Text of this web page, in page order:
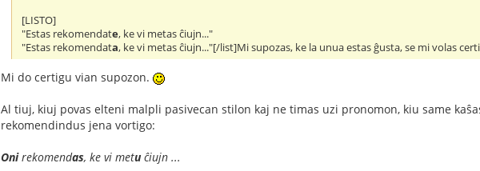
[LISTO]
"Estas rekomendate, ke vi metas ĉiujn..."
"Estas rekomendata, ke vi metas ĉiujn..."[/list]Mi supozas, ke la unua estas ĝusta, se mi volas
Mi do certigu vian supozon.
Al tiuj, kiuj povas elteni malpli pasivecan stilon kaj ne timas uzi pronomon, kiu same
rekomendindus jena vortigo:
Onirekomendas, ke vi metuĉiujn ...